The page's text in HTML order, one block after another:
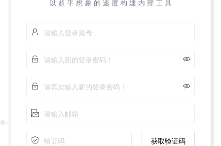
以 超 乎 想 象 的 速 度 构 建 内 部 工 具

获取验证码